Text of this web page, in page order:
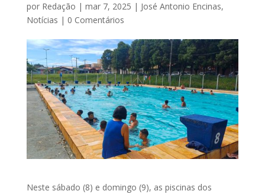
por Redação | mar 7, 2025 | José Antonio Encinas,
Notícias | 0 Comentários
Neste sábado (8) e domingo (9), as piscinas dos